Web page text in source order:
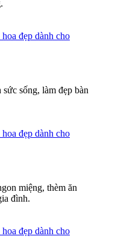
sức sống, làm đẹp bàn
miệng, thèm ăn
đình.